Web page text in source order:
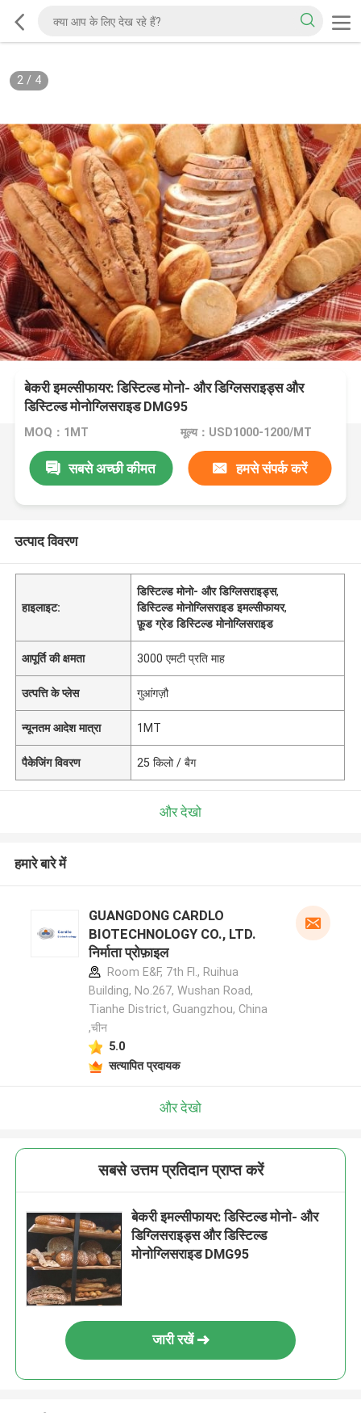
2/ 4
बेकरी इमल्सीफायर: डिस्टिल्ड मोनो- और डिग्लिसराइड्स और
डिस्टिल्ड मोनोग्लिसराइड DMG95
MOQ：1MT मूल्य：USD1000-1200/MT
सबसे अच्छी कीमत हमसे संपर्क करें
उत्पाद विवरण
हाइलाइट:
डिस्टिल्ड मोनो- और डिग्लिसराइड्स,
डिस्टिल्ड मोनोग्लिसराइड इमल्सीफायर,
फ़ूड ग्रेड डिस्टिल्ड मोनोग्लिसराइड
आपूर्ति की क्षमता 3000 एमटी प्रति माह
उत्पत्ति के प्लेस गुआंगज़ौ
न्यूनतम आदेश मात्रा 1MT
पैकेजिंग विवरण 25 किलो / बैग
और देखो
हमारे बारे में
GUANGDONG CARDLO
BIOTECHNOLOGY CO., LTD.
निर्माता प्रोफ़ाइल
Room E&F, 7th Fl., Ruihua
Building, No.267, Wushan Road,
Tianhe District, Guangzhou, China
,चीन
5.0
सत्यापित प्रदायक
और देखो
सबसे उत्तम प्रतिदान प्राप्त करें
बेकरी इमल्सीफायर: डिस्टिल्ड मोनो- और
डिग्लिसराइड्स और डिस्टिल्ड
मोनोग्लिसराइड DMG95
जारी रखें